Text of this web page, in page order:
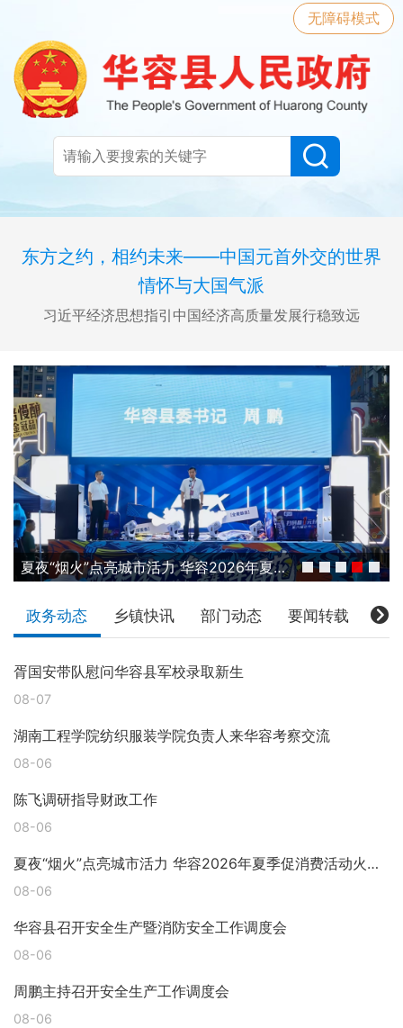
无障碍模式
东方之约，相约未来——中国元首外交的世界
情怀与大国气派
习近平经济思想指引中国经济高质量发展行稳致远
夏夜“烟火”点亮城市活力 华容2026年夏季促消费活动火热启幕
政务动态 乡镇快讯 部门动态 要闻转载
胥国安带队慰问华容县军校录取新生
08-07
湖南工程学院纺织服装学院负责人来华容考察交流
08-06
陈飞调研指导财政工作
08-06
夏夜“烟火”点亮城市活力 华容2026年夏季促消费活动火热启幕
08-06
华容县召开安全生产暨消防安全工作调度会
08-06
周鹏主持召开安全生产工作调度会
08-06